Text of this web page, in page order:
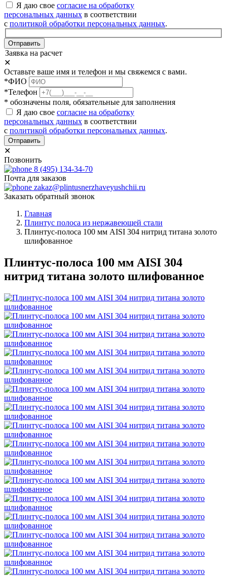
Я даю свое согласие на обработку
персональных данных в соответствии
с политикой обработки персональных данных.
Отправить
Заявка на расчет
✕
Оставьте ваше имя и телефон и мы свяжемся с вами.
*ФИО
*Телефон
* обозначены поля, обязательные для заполнения
Я даю свое согласие на обработку
персональных данных в соответствии
с политикой обработки персональных данных.
Отправить
✕
Позвонить
8 (495) 134-34-70
Почта для заказов
zakaz@plintusnerzhaveyushchii.ru
Заказать обратный звонок
Главная
Плинтус полоса из нержавеющей стали
Плинтус-полоса 100 мм AISI 304 нитрид титана золото
шлифованное
Плинтус-полоса 100 мм AISI 304
нитрид титана золото шлифованное